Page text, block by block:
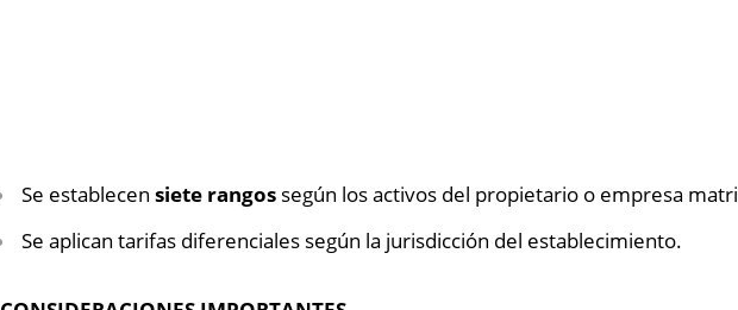
Se establecen siete rangossegún los activos del propietario o empresa
Se aplican tarifas diferenciales según la jurisdicción del establecimiento.